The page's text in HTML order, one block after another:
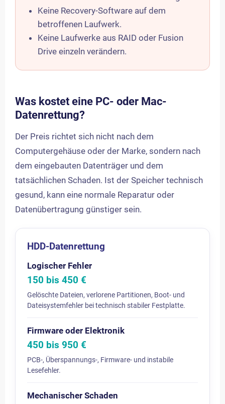
Keine Recovery-Software auf dem
betroffenen Laufwerk.
Keine Laufwerke aus RAID oder Fusion
Drive einzeln verändern.
Was kostet eine PC- oder Mac-
Datenrettung?
Der Preis richtet sich nicht nach dem
Computergehäuse oder der Marke, sondern nach
dem eingebauten Datenträger und dem
tatsächlichen Schaden. Ist der Speicher technisch
gesund, kann eine normale Reparatur oder
Datenübertragung günstiger sein.
HDD-Datenrettung
Logischer Fehler
150 bis 450 €
Gelöschte Dateien, verlorene Partitionen, Boot- und
Dateisystemfehler bei technisch stabiler Festplatte.
Firmware oder Elektronik
450 bis 950 €
PCB-, Überspannungs-, Firmware- und instabile
Lesefehler.
Mechanischer Schaden